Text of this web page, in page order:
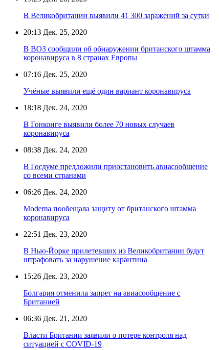
В Великобритании выявили 41 300 заражений за сутки
20:13 Дек. 25, 2020
В ВОЗ сообщили об обнаружении британского штамма
коронавируса в 8 странах Европы
07:16 Дек. 25, 2020
Учёные выявили ещё один вариант коронавируса
18:18 Дек. 24, 2020
В Гонконге выявили более 70 новых случаев
коронавируса
08:38 Дек. 24, 2020
В Госдуме предложили приостановить авиасообщение
со всеми странами
06:26 Дек. 24, 2020
Moderna пообещала защиту от британского штамма
коронавируса
22:51 Дек. 23, 2020
В Нью-Йорке прилетевших из Великобритании будут
штрафовать за нарушение карантина
15:26 Дек. 23, 2020
Болгария отменила запрет на авиасообщение с
Британией
06:36 Дек. 21, 2020
Власти Британии заявили о потере контроля над
ситуацией с COVID-19